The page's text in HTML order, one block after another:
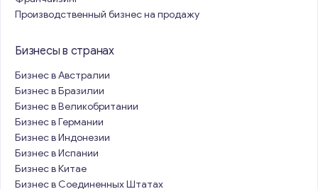
Производственный бизнес на продажу
Бизнесы в странах
Бизнес в Австралии
Бизнес в Бразилии
Бизнес в Великобритании
Бизнес в Германии
Бизнес в Индонезии
Бизнес в Испании
Бизнес в Китае
Бизнес в Соединенных Штатах